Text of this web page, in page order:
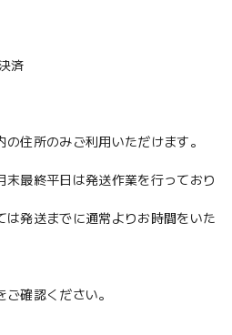
済
の住所のみご利用いただけます。
最終平日は発送作業を行っており
発送までに通常よりお時間をいた
ご確認ください。